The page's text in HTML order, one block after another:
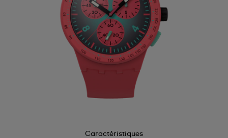
Caractéristiques